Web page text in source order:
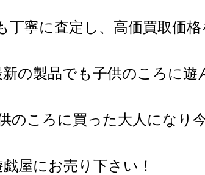
丁寧に査定し、高価買取価格
の製品でも子供のころに遊
のころに買った大人になり
屋にお売り下さい！